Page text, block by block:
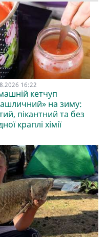
16:22
кетчуп
на зиму:
пікантний та без
краплі хімії